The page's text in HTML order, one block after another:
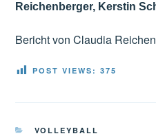
Reichenberger, Kerstin
Bericht von Claudia
POST VIEWS: 375
KATEGORIEN
VOLLEYBALL